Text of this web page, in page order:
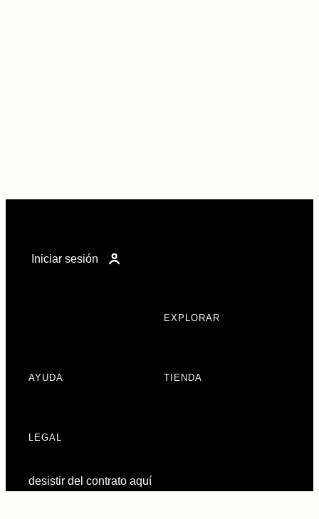
Iniciar sesión
EXPLORAR
AYUDA TIENDA
LEGAL
desistir del contrato aquí